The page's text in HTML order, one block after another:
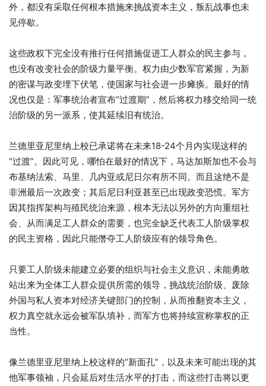
外，都没有采取任何根本措施来挑战资本主义，叛乱战事也未
见停歇。
这些政权下完全没有推行任何措施促进工人群众的民主参与，
也没有改变社会的阶级力量平衡。权力由少数军官紧握，为新
的密谋与政变埋下伏笔，使国家与社会进一步瘫痪。最好的情
况也仅是：军事统治者宣布“过渡期”，然后将权力移交给同一统
治阶级的另一派系，使其延续旧有统治。
兰德里亚尼里纳上校已承诺将在未来18-24个月内实现这样的
“过渡”。因此可见，哪怕在最好的情况下，马达加斯加也不会与
布基纳法索、马里、几内亚或尼日尔有所不同。而且这绝不是
非洲最后一次政变；其后尼日利亚甚至已出现政变恐慌。军方
因其指挥架构与殖民统治来源，根本无法以另外的方向重组社
会、从而满足工人群众的需要，也完全缺乏代表工人阶级掌权
的民主资格，因此只能僭夺工人阶级应有的领导角色。
只要工人阶级未能建立必要的组织与社会主义意识，未能勇敢
站出来为全体工人群众提供所需的领导，挑战统治阶级、废除
外国与私人资本对经济关键部门的控制，从而推翻资本主义，
权力真空就永远会被军队填补，而军方也将持续宣称掌权的正
当性。
像兰德里亚尼里纳上校这样的“新面孔”，以及未来可能出现的其
他军事领袖，只会延后对生活水平的打击，而这些打击将以更